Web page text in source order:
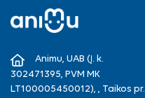
Animu, UAB (Į. k.
302471395, PVM MK
LT100005450012), , Taikos pr.